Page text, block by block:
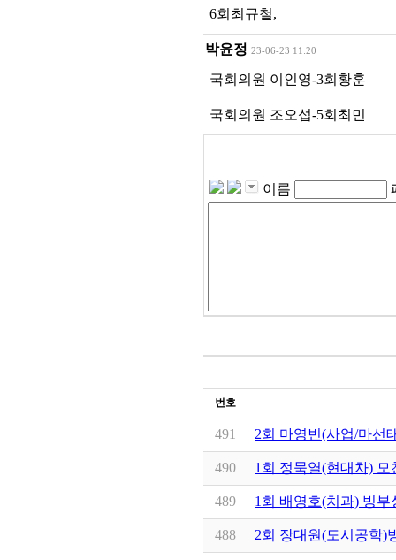
6회최규철,
박윤정 23-06-23 11:20
국회의원 이인영-3회황훈
국회의원 조오섭-5회최민
이름
번호
491 2회 마영빈(사업/마선
490 1회 정묵열(현대차)
489 1회 배영호(치과) 빙부
488 2회 장대원(도시공학)